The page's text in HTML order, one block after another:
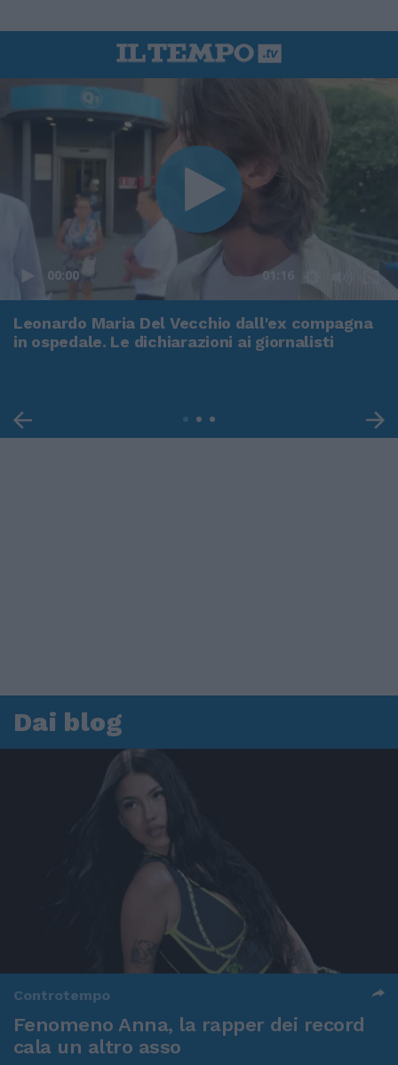
00:00 01:16
Leonardo Maria Del Vecchio dall'ex compagna
in ospedale. Le dichiarazioni ai giornalisti
Dai blog
Controtempo
Fenomeno Anna, la rapper dei record
cala un altro asso